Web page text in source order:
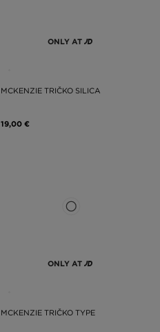
ONLY AT
MCKENZIE TRIČKO SILICA
19,00 €
ONLY AT
MCKENZIE TRIČKO TYPE